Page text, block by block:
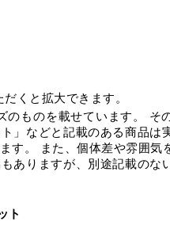
くと拡大できます。
のものを載せています。 そ
」などと記載のある商品は
す。 また、個体差や雰囲気
ありますが、別途記載のな
ト